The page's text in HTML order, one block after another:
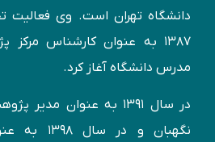
دانشگاه تهران است. وی
۱۳۸۷ به عنوان کارشناس
مدرس دانشگاه آغاز کرد.
در سال ۱۳۹۱ به عنوان
نگهبان و